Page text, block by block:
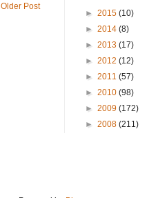
Older Post
► 2015 (10)
► 2014 (8)
► 2013 (17)
► 2012 (12)
► 2011 (57)
► 2010 (98)
► 2009 (172)
► 2008 (211)